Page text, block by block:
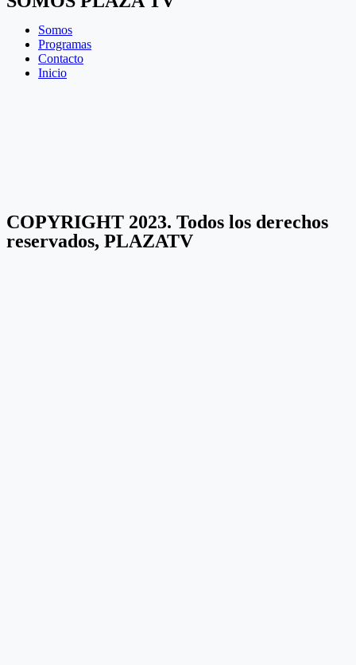
Somos
Programas
Contacto
Inicio
COPYRIGHT 2023. Todos los derechos
reservados, PLAZATV